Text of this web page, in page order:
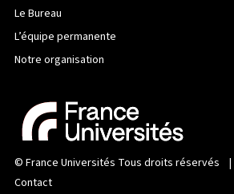
Le Bureau
L’équipe permanente
Notre organisation
© France Universités Tous droits réservés |
Contact